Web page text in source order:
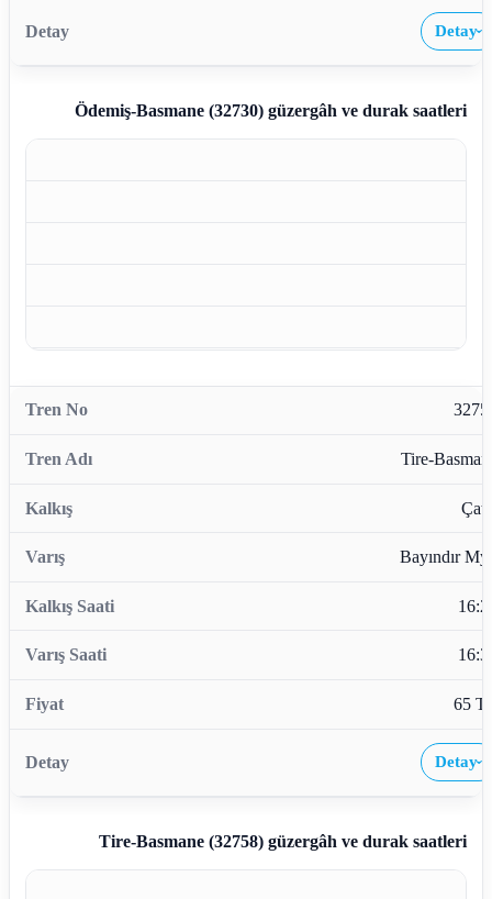
Detay›
Ödemiş-Basmane (32730)güzergâh ve durak saatleri
Tire-
Bayındır
65
Detay›
Tire-Basmane (32758)güzergâh ve durak saatleri